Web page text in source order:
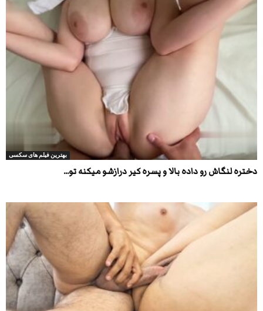
بهترین فیلم های سکسی
دختره لنگاش رو داده بالا و پسره کیر درازشو میکنه تو...